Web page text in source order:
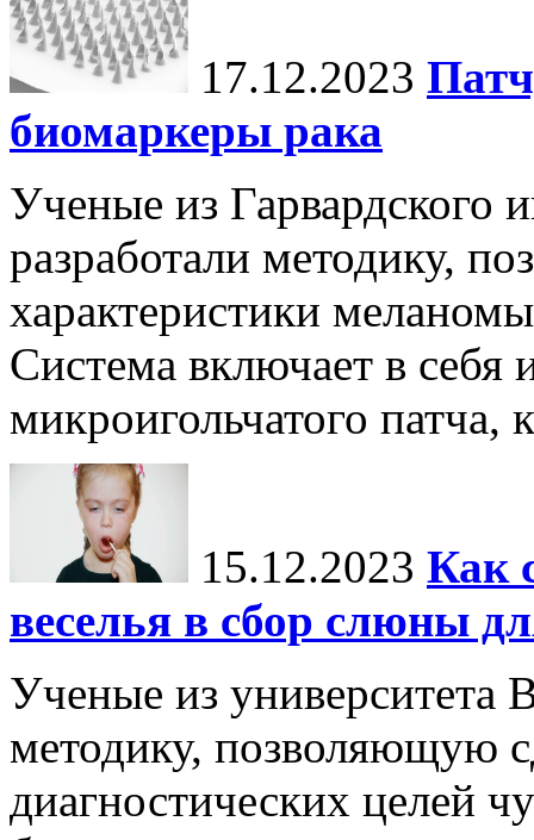
17.12.2023
биомаркеры рака
Ученые из
разработали методику,
характеристики
Система включает в себя
микроигольчатого патча,
15.12.2023 Как
веселья в сбор слюны
Ученые из университета
методику, позволяющую
диагностических целей